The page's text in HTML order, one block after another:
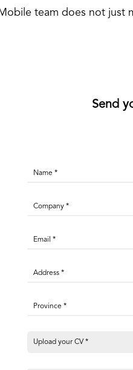
team does not just
Send
Upload your CV *